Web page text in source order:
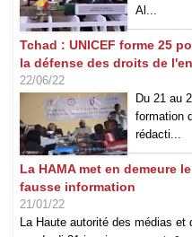
Al...
Tchad : UNICEF forme 25
la défense des droits de
22/06/22
Du 21 au
formation
rédacti...
La HAMA met en demeure
fausse information
21/01/22
La Haute autorité des médias et